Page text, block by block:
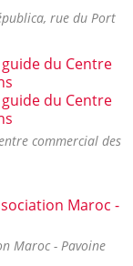
rue du Port
commercial des
Maroc - Pavoine